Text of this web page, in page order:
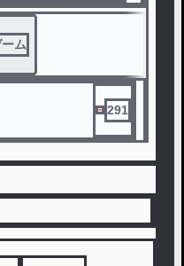
になれ」という非情
ム
291